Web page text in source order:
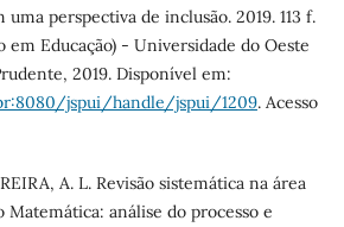
perspectiva de inclusão. 2019. 113 f.
em Educação) - Universidade do Oeste
2019. Disponível em:
jspui/handle/jspui/1209. Acesso
A. L. Revisão sistemática na área
Matemática: análise do processo e